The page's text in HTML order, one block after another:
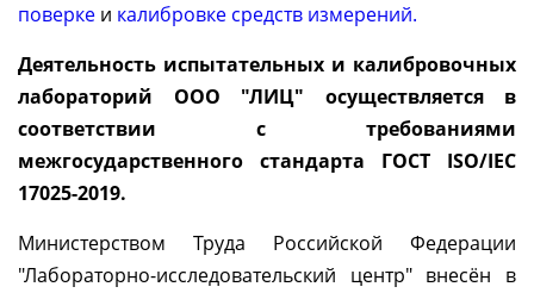
поверке и калибровке средств измерений.
Деятельность испытательных и калибровочных
лабораторий ООО "ЛИЦ" осуществляется в
соответствии с требованиями
межгосударственного стандарта ГОСТ ISO/IEC
17025-2019.
Министерством Труда Российской Федерации
"Лабораторно-исследовательский центр" внесён в